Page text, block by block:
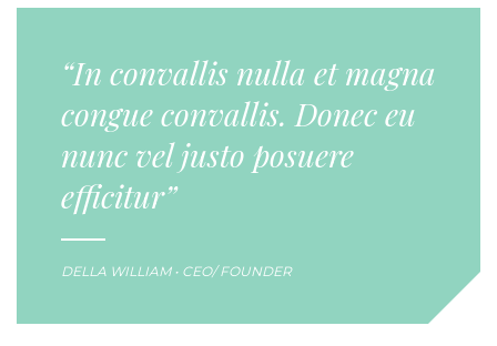
“In convallis nulla et magna
congue convallis. Donec eu
nunc vel justo posuere
efficitur”
DELLA WILLIAM • CEO/ FOUNDER